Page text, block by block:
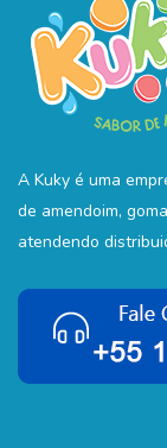
A Kuky é uma
de amendoim,
atendendo